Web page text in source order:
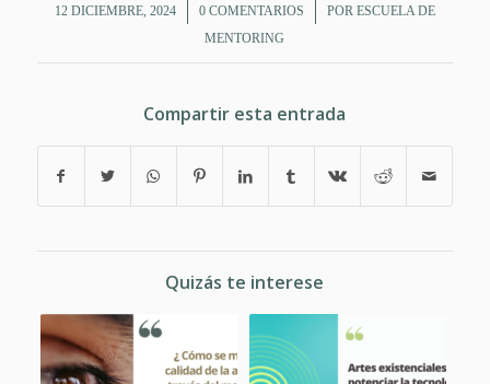
12 DICIEMBRE, 2024
/ 0 COMENTARIOS
/ POR ESCUELA DE
MENTORING
Compartir esta entrada
Quizás te interese